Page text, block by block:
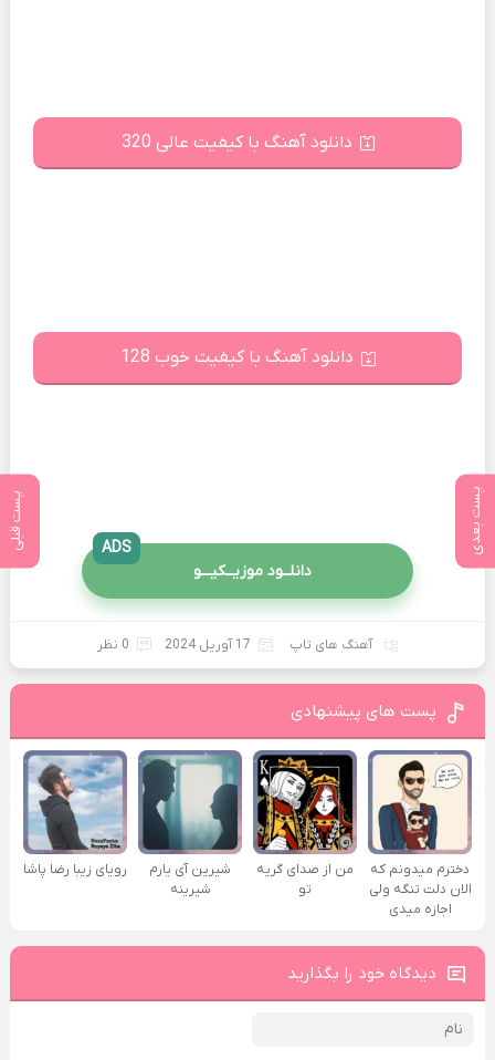
پست بعدی پست قبلی
دانلود آهنگ با کیفیت عالی 320
دانلود آهنگ با کیفیت خوب 128
دانلــود موزیــکیـــو
ADS
آهنگ های تاپ 17 آوریل 2024 0 نظر
پست های پیشنهادی
دخترم میدونم که
الان دلت تنگه ولی
اجازه میدی
من از صدای گريه
تو
شیرین آی یارم
شیرینه
رویای زیبا رضا پاشا
دیدگاه خود را بگذارید